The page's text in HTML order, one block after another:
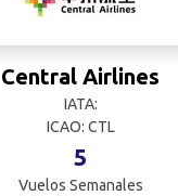
Central Airlines
IATA:
ICAO: CTL
5
Vuelos Semanales